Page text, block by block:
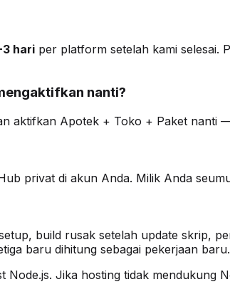
3 hari per platform setelah kami selesai.
nanti?
aktifkan Apotek + Toko + Paket nanti
privat di akun Anda. Milik Anda
build rusak setelah update skrip,
baru dihitung sebagai pekerjaan baru.
Node.js. Jika hosting tidak mendukung